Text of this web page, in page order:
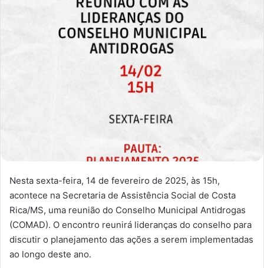
Nesta sexta-feira, 14 de fevereiro de 2025, às 15h,
acontece na Secretaria de Assistência Social de Costa
Rica/MS, uma reunião do Conselho Municipal Antidrogas
(COMAD). O encontro reunirá lideranças do conselho para
discutir o planejamento das ações a serem implementadas
ao longo deste ano.